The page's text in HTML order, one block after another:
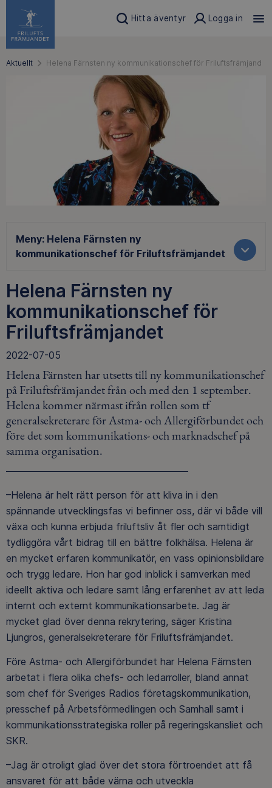
Hitta äventyr Logga in
Aktuellt Helena Färnsten ny kommunikationschef för Friluftsfrämjandet
Meny: Helena Färnsten ny
kommunikationschef för Friluftsfrämjandet
Helena Färnsten ny
kommunikationschef för
Friluftsfrämjandet
2022-07-05
Helena Färnsten har utsetts till ny kommunikationschef
på Friluftsfrämjandet från och med den 1 september.
Helena kommer närmast ifrån rollen som tf
generalsekreterare för Astma- och Allergiförbundet och
före det som kommunikations- och marknadschef på
samma organisation.
–Helena är helt rätt person för att kliva in i den
spännande utvecklingsfas vi befinner oss, där vi både vill
växa och kunna erbjuda friluftsliv åt fler och samtidigt
tydliggöra vårt bidrag till en bättre folkhälsa. Helena är
en mycket erfaren kommunikatör, en vass opinionsbildare
och trygg ledare. Hon har god inblick i samverkan med
ideellt aktiva och ledare samt lång erfarenhet av att leda
internt och externt kommunikationsarbete. Jag är
mycket glad över denna rekrytering, säger Kristina
Ljungros, generalsekreterare för Friluftsfrämjandet.
Före Astma- och Allergiförbundet har Helena Färnsten
arbetat i flera olika chefs- och ledarroller, bland annat
som chef för Sveriges Radios företagskommunikation,
presschef på Arbetsförmedlingen och Samhall samt i
kommunikationsstrategiska roller på regeringskansliet och
SKR.
–Jag är otroligt glad över det stora förtroendet att få
ansvaret för att både värna och utveckla